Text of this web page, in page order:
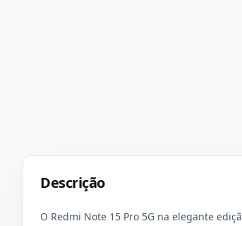
Descrição
O Redmi Note 15 Pro 5G na elegante